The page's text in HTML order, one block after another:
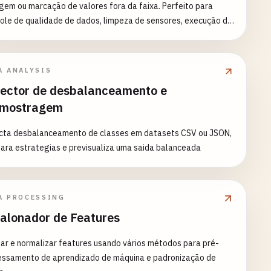
de dados - Análise comparativa em diferentes
ou marcação de valores fora da faixa. Perfeito para
de qualidade de dados, limpeza de sensores, execução de
- Detecção automática de colunas numéricas - Múltiplas
de processamento - Relatório detalhado de
de Uso Comuns: - Validação e limpeza de
de sensores - Preparação de entrada para machine learning
e validação de qualidade de dados - Execução de
de negócio - Gerenciamento e controle de valores
- Pipelines de pré-processamento de dados
ANALYSIS
de desbalanceamento e
desbalanceamento de classes em datasets CSV ou JSON,
estrategias e previsualiza uma saida balanceada
PROCESSING
de Features
e normalizar features usando vários métodos para pré-
de aprendizado de máquina e padronização de